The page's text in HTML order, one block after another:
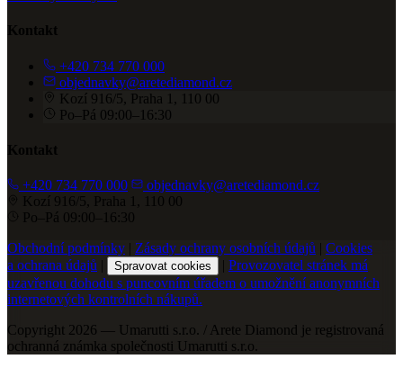
Kontakt
+420 734 770 000
objednavky@aretediamond.cz
Kozí 916/5, Praha 1, 110 00
Po–Pá 09:00–16:30
Kontakt
+420 734 770 000
objednavky@aretediamond.cz
Kozí 916/5, Praha 1, 110 00
Po–Pá 09:00–16:30
Obchodní podmínky | Zásady ochrany osobních údajů | Cookies
a ochrana údajů | Spravovat cookies | Provozovatel stránek má
uzavřenou dohodu s puncovním úřadem o umožnění anonymních
internetových kontrolních nákupů.
Copyright 2026 — Umarutti s.r.o. / Arete Diamond je registrovaná
ochranná známka společnosti Umarutti s.r.o.